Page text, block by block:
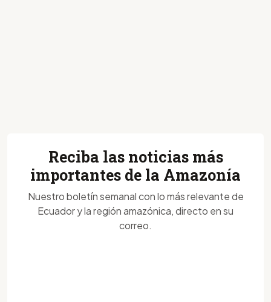
Reciba las noticias más
importantes de la Amazonía
Nuestro boletín semanal con lo más relevante de
Ecuador y la región amazónica, directo en su
correo.